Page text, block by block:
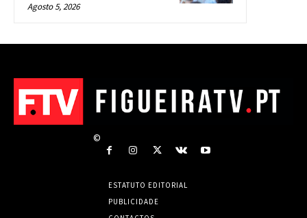
Agosto 5, 2026
©
ESTATUTO EDITORIAL
PUBLICIDADE